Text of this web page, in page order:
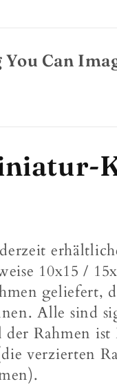
Can
10x15 /
geliefert,
Alle sind
der Rahmen
verzierten